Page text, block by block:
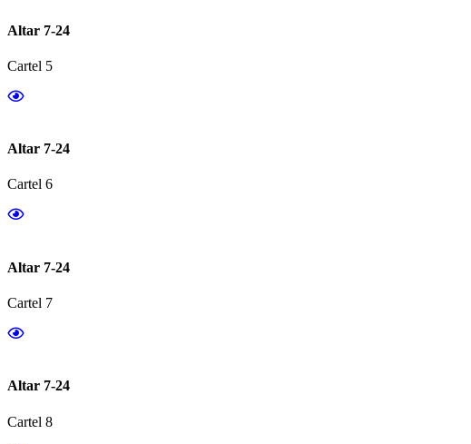
Altar 7-24
Cartel 5
Altar 7-24
Cartel 6
Altar 7-24
Cartel 7
Altar 7-24
Cartel 8